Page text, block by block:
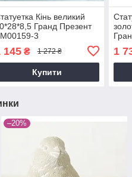
Кінь великий
Гранд Презент
3
145₴ 1 272 ₴
Купити
1
–20%